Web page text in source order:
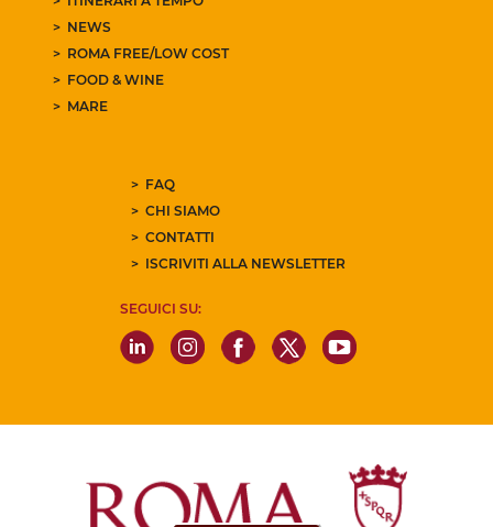
NEWS
ROMA FREE/LOW COST
FOOD & WINE
MARE
FAQ
CHI SIAMO
CONTATTI
ISCRIVITI ALLA NEWSLETTER
SEGUICI SU: